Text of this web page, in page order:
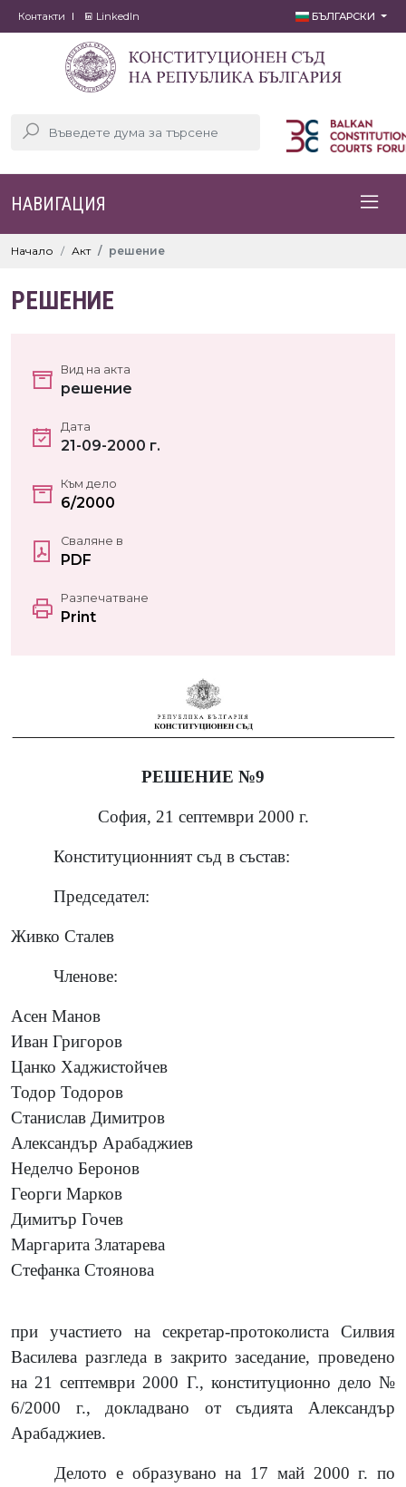
Контакти LinkedIn БЪЛГАРСКИ
НАВИГАЦИЯ
Начало Акт решение
РЕШЕНИЕ
Вид на акта
решение
Дата
21-09-2000 г.
Към дело
6/2000
Сваляне в
PDF
Разпечатване
Print
РЕШЕНИЕ №9
София, 21 септември 2000 г.
Конституционният съд в състав:
Председател:
Живко Сталев
Членове:
Асен Манов
Иван Григоров
Цанко Хаджистойчев
Тодор Тодоров
Станислав Димитров
Александър Арабаджиев
Неделчо Беронов
Георги Марков
Димитър Гочев
Маргарита Златарева
Стефанка Стоянова
при участието на секретар-протоколиста Силвия
Василева разгледа в закрито заседание, проведено
на 21 септември 2000 Г., конституционно дело №
6/2000 г., докладвано от съдията Александър
Арабаджиев.
Делото е образувано на 17 май 2000 г. по